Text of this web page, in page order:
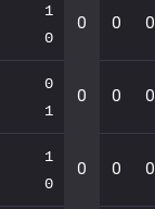
1
0
0 0 0
0
1
0 0 0
1
0
0 0 0